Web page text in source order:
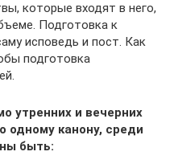
которые входят в него,
Подготовка к
исповедь и пост. Как
подготовка
утренних и вечерних
одному канону, среди
быть: